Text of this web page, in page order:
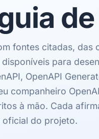
fontes citadas, das
para
OpenAPI
companheiro
à mão. Cada
oficial do projeto.